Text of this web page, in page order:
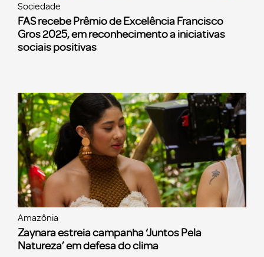
Sociedade
FAS recebe Prêmio de Excelência Francisco
Gros 2025, em reconhecimento a iniciativas
sociais positivas
Amazônia
Zaynara estreia campanha ‘Juntos Pela
Natureza’ em defesa do clima